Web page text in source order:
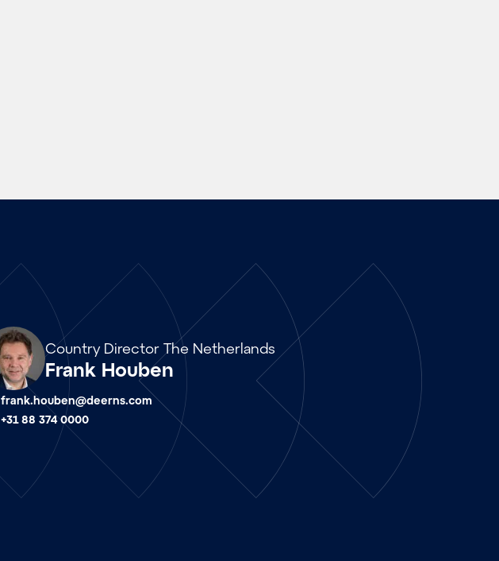
Country Director The Netherlands
Frank Houben
nl
frank.houben@deerns.com
+31 88 374 0000